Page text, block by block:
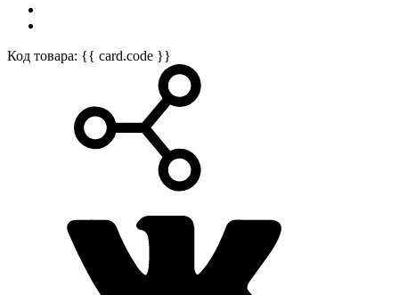
Код товара: {{ card.code }}